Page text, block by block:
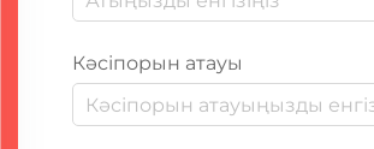
Кәсіпорын атауы